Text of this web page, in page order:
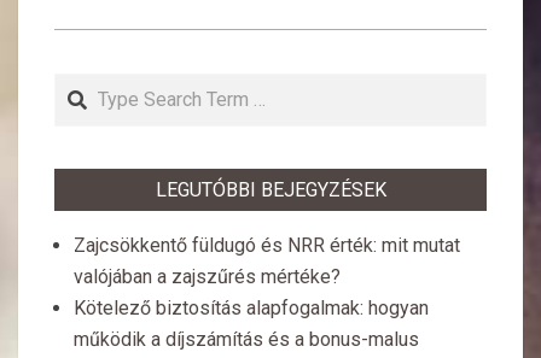
Search
LEGUTÓBBI BEJEGYZÉSEK
Zajcsökkentő füldugó és NRR érték: mit mutat
valójában a zajszűrés mértéke?
Kötelező biztosítás alapfogalmak: hogyan
működik a díjszámítás és a bonus-malus